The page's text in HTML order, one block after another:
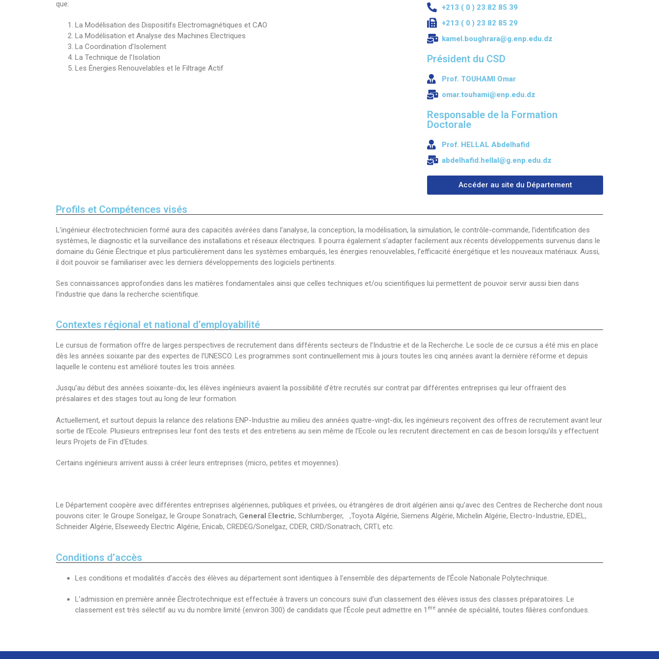
que:
La Modélisation des Dispositifs Electromagnétiques et CAO
La Modélisation et Analyse des Machines Electriques
La Coordination d’Isolement
La Technique de l’Isolation
Les Énergies Renouvelables et le Filtrage Actif
+213 ( 0 ) 23 82 85 39
+213 ( 0 ) 23 82 85 29
kamel.boughrara@g.enp.edu.dz
Président du CSD
Prof. TOUHAMI Omar
omar.touhami@enp.edu.dz
Responsable de la Formation
Doctorale
Prof. HELLAL Abdelhafid
abdelhafid.hellal@g.enp.edu.dz
Accéder au site du Département
Profils et Compétences visés
L’ingénieur électrotechnicien formé aura des capacités avérées dans l’analyse, la conception, la modélisation, la simulation, le contrôle-commande, l’identification des
systèmes, le diagnostic et la surveillance des installations et réseaux électriques. Il pourra également s’adapter facilement aux récents développements survenus dans le
domaine du Génie Électrique et plus particulièrement dans les systèmes embarqués, les énergies renouvelables, l’efficacité énergétique et les nouveaux matériaux. Aussi,
il doit pouvoir se familiariser avec les derniers développements des logiciels pertinents.
Ses connaissances approfondies dans les matières fondamentales ainsi que celles techniques et/ou scientifiques lui permettent de pouvoir servir aussi bien dans
l’industrie que dans la recherche scientifique.
Contextes régional et national d’employabilité
Le cursus de formation offre de larges perspectives de recrutement dans différents secteurs de l’Industrie et de la Recherche. Le socle de ce cursus a été mis en place
dès les années soixante par des expertes de l’UNESCO. Les programmes sont continuellement mis à jours toutes les cinq années avant la dernière réforme et depuis
laquelle le contenu est amélioré toutes les trois années.
Jusqu’au début des années soixante-dix, les élèves ingénieurs avaient la possibilité d’être recrutés sur contrat par différentes entreprises qui leur offraient des
présalaires et des stages tout au long de leur formation.
Actuellement, et surtout depuis la relance des relations ENP-Industrie au milieu des années quatre-vingt-dix, les ingénieurs reçoivent des offres de recrutement avant leur
sortie de l’Ecole. Plusieurs entreprises leur font des tests et des entretiens au sein même de l’Ecole ou les recrutent directement en cas de besoin lorsqu’ils y effectuent
leurs Projets de Fin d’Etudes.
Certains ingénieurs arrivent aussi à créer leurs entreprises (micro, petites et moyennes).
Le Département coopère avec différentes entreprises algériennes, publiques et privées, ou étrangères de droit algérien ainsi qu’avec des Centres de Recherche dont nous
pouvons citer: le Groupe Sonelgaz, le Groupe Sonatrach, General E lectric, Schlumberger, ,Toyota Algérie, Siemens Algérie, Michelin Algérie, Electro-Industrie, EDIEL,
Schneider Algérie, Elseweedy Electric Algérie, Enicab, CREDEG/Sonelgaz, CDER, CRD/Sonatrach, CRTI, etc.
Conditions d’accès
Les conditions et modalités d’accès des élèves au département sont identiques à l’ensemble des départements de l’École Nationale Polytechnique.
L’admission en première année Électrotechnique est effectuée à travers un concours suivi d’un classement des élèves issus des classes préparatoires. Le
classement est très sélectif au vu du nombre limité (environ 300) de candidats que l’École peut admettre en 1 ère année de spécialité, toutes filières confondues.